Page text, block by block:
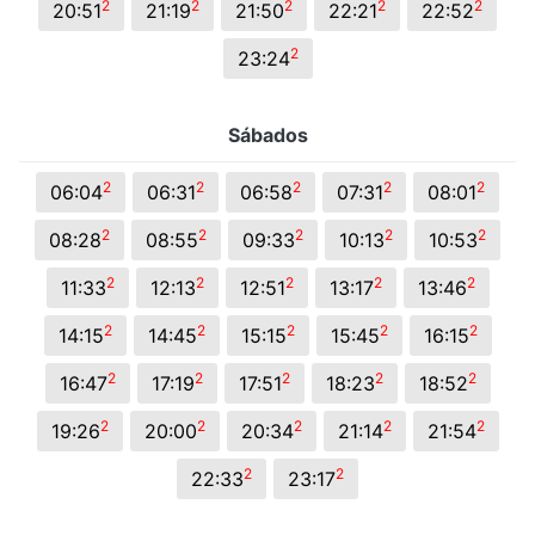
20:512 21:192 21:502 22:212 22:522
23:242
Sábados
06:042 06:312 06:582 07:312 08:012
08:282 08:552 09:332 10:132 10:532
11:332 12:132 12:512 13:172 13:462
14:152 14:452 15:152 15:452 16:152
16:472 17:192 17:512 18:232 18:522
19:262 20:002 20:342 21:142 21:542
22:332 23:172